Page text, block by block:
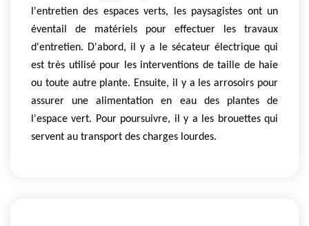
l'entretien des espaces verts, les paysagistes ont un
éventail de matériels pour effectuer les travaux
d'entretien. D'abord, il y a le sécateur électrique qui
est très utilisé pour les interventions de taille de haie
ou toute autre plante. Ensuite, il y a les arrosoirs pour
assurer une alimentation en eau des plantes de
l'espace vert. Pour poursuivre, il y a les brouettes qui
servent au transport des charges lourdes.